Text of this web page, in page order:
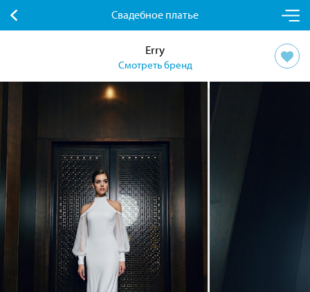
Свадебное платье
Erry
Смотреть бренд